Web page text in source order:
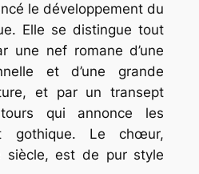
le développement du
Elle se distingue tout
une nef romane d’une
et d’une grande
et par un transept
qui annonce les
gothique. Le chœur,
siècle, est de pur style